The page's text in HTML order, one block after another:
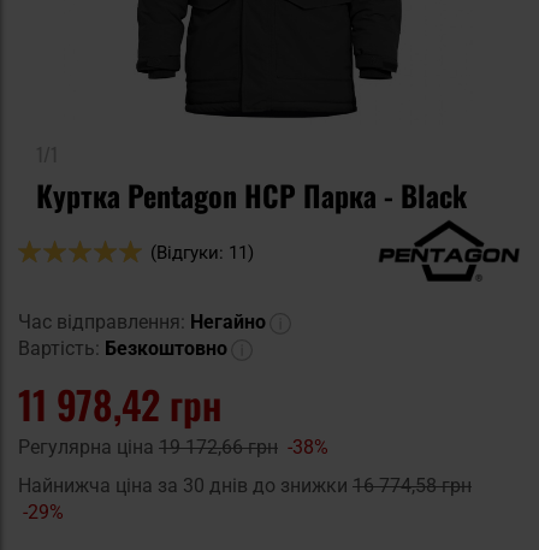
Куртка Pentagon HCP Парка - Black
Оцінка:
(Відгуки: 11)
Час відправлення: Негайно
Вартість: Безкоштовно
11 978,42 грн
Регулярна ціна 19 172,66 грн -38%
Найнижча ціна за 30 днів до знижки 16 774,58 грн
-29%